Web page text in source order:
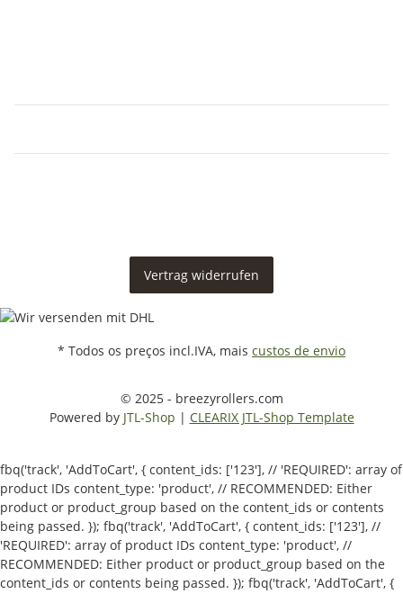
Vertrag widerrufen
* Todos os preços incl.IVA, mais custos de envio
© 2025 - breezyrollers.com
Powered by JTL-Shop | CLEARIX JTL-Shop Template
fbq('track', 'AddToCart', { content_ids: ['123'], // 'REQUIRED': array of
product IDs content_type: 'product', // RECOMMENDED: Either
product or product_group based on the content_ids or contents
being passed. }); fbq('track', 'AddToCart', { content_ids: ['123'], //
'REQUIRED': array of product IDs content_type: 'product', //
RECOMMENDED: Either product or product_group based on the
content_ids or contents being passed. }); fbq('track', 'AddToCart', {